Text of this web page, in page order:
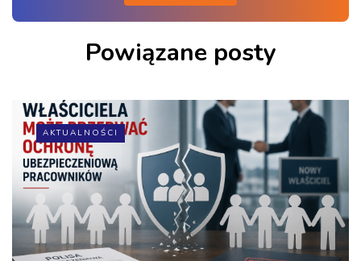
Powiązane posty
AKTUALNOŚCI